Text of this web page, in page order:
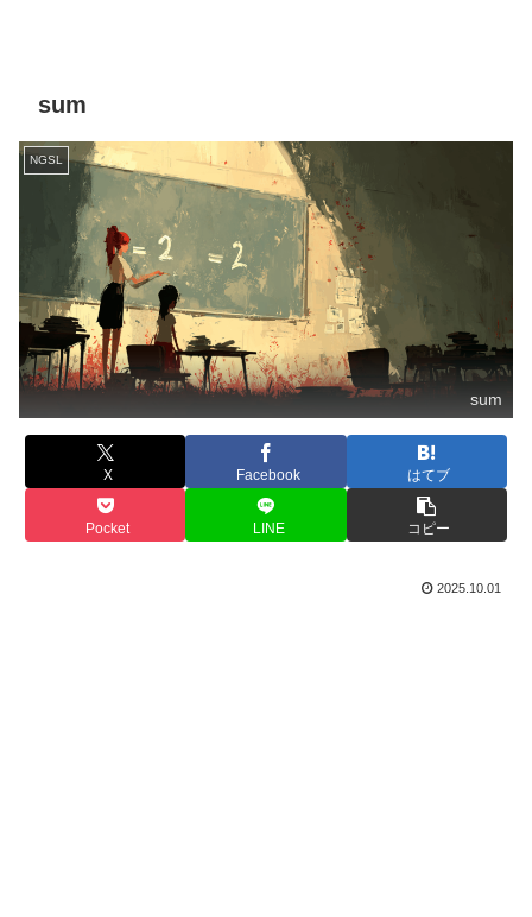
sum
NGSL
sum
X Facebook はてブ
Pocket LINE コピー
2025.10.01